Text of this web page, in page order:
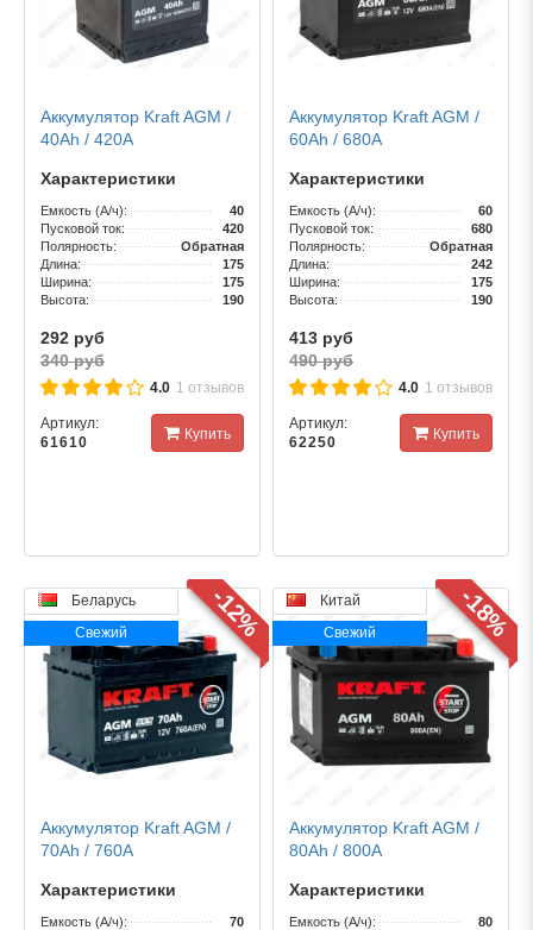
Аккумулятор Kraft AGM /
40Ah / 420А
Характеристики
Емкость (А/ч):
40
Пусковой ток:
420
Полярность:
Обратная
Длина:
175
Ширина:
175
Высота:
190
292 руб
340 руб
4.0 1 отзывов
Артикул:
61610
Купить
Аккумулятор Kraft AGM /
60Ah / 680А
Характеристики
Емкость (А/ч):
60
Пусковой ток:
680
Полярность:
Обратная
Длина:
242
Ширина:
175
Высота:
190
413 руб
490 руб
4.0 1 отзывов
Артикул:
62250
Купить
Беларусь
Свежий
-12%
Аккумулятор Kraft AGM /
70Ah / 760А
Характеристики
Емкость (А/ч):
70
Китай
Свежий
-18%
Аккумулятор Kraft AGM /
80Ah / 800А
Характеристики
Емкость (А/ч):
80